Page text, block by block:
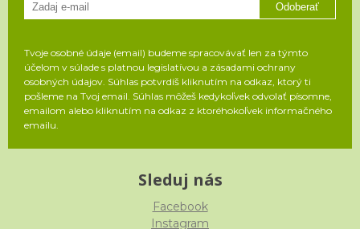
Odoberať
Tvoje osobné údaje (email) budeme spracovávať len za týmto
účelom v súlade s platnou legislatívou a zásadami ochrany
osobných údajov. Súhlas potvrdíš kliknutím na odkaz, ktorý ti
pošleme na Tvoj email. Súhlas môžeš kedykoľvek odvolať písomne,
emailom alebo kliknutím na odkaz z ktoréhokoľvek informačného
emailu.
Sleduj nás
Facebook
Instagram